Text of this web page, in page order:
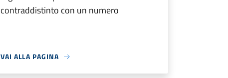
contraddistinto con un numero
VAI ALLA PAGINA